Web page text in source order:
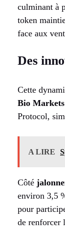
culminant à
token
face aux
Des
Cette
Bio Markets
Protocol,
A LIRE
Côté
environ 3,5
pour
de renforcer